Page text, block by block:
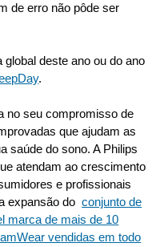
de erro não pôde ser
deste ano ou do ano
.
no seu compromisso de
que ajudam as
saúde do sono. A Philips
atendam ao crescimento
e profissionais
expansão doconjunto de
marca de mais de 10
vendidas em todo